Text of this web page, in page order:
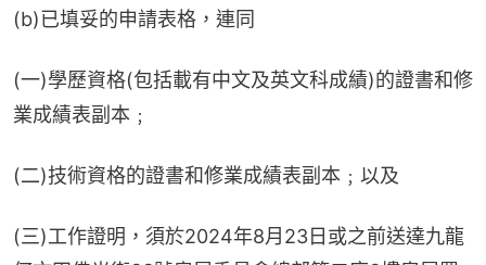
(b)已填妥的申請表格，連同
(一)學歷資格(包括載有中文及英文科成績)的證書和修
業成績表副本﹔
(二)技術資格的證書和修業成績表副本﹔以及
(三)工作證明，須於2024年8月23日或之前送達九龍